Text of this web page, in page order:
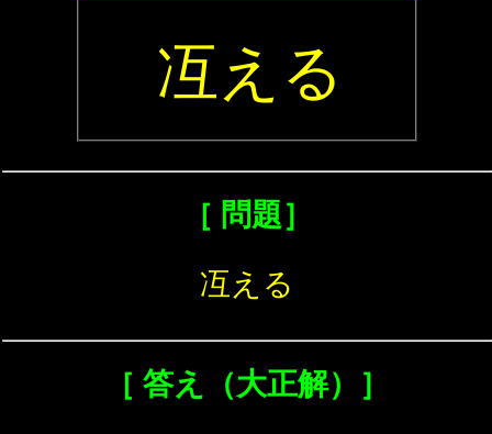
冱える
［ 問題］
冱える
［ 答え（大正解）］